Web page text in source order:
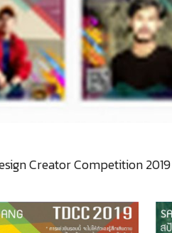
Creator Competition